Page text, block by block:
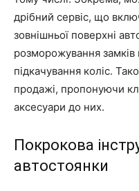
дрібний сервіс, що
зовнішньої поверхні
розморожування замків
підкачування коліс.
продажі, пропонуючи
аксесуари до них.
Покрокова
автостоянки